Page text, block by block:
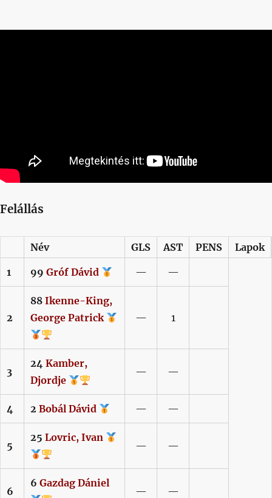
Felállás
Név GLS AST PENS Lapok
1 99 Gróf Dávid — —
2
88 Ikenne-King,
George Patrick
— 1
3
24 Kamber,
Djordje
— —
4 2 Bobál Dávid — —
5
25 Lovric, Ivan
— —
6
6 Gazdag Dániel
— —